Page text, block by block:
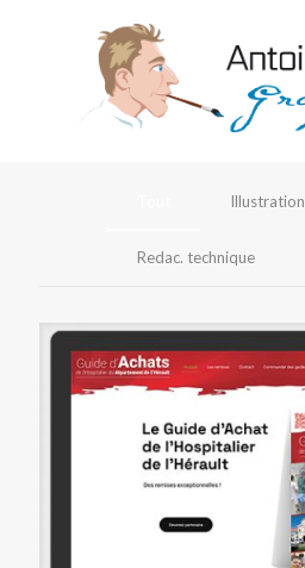
Illustration
Redac. technique